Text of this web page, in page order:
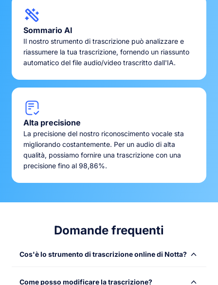
Sommario AI
Il nostro strumento di trascrizione può analizzare e
riassumere la tua trascrizione, fornendo un riassunto
automatico del file audio/video trascritto dall'IA.
Alta precisione
La precisione del nostro riconoscimento vocale sta
migliorando costantemente. Per un audio di alta
qualità, possiamo fornire una trascrizione con una
precisione fino al 98,86%.
Domande frequenti
Cos'è lo strumento di trascrizione online di Notta?
audio o video in testo con velocità e precisione. Carica
Come posso modificare la trascrizione?